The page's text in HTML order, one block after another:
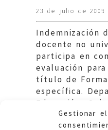
Gestionar el
23 de julio de 2009
Indemnización
docente no
participa en
evaluación
título de
específica.
Educación,